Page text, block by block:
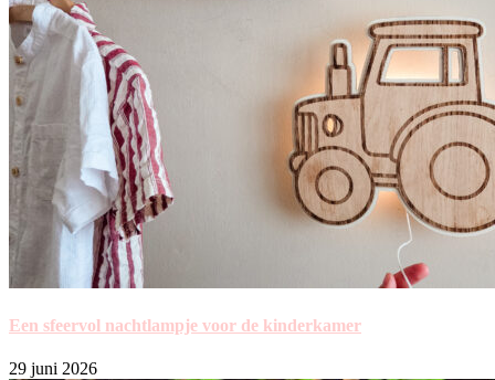
Een sfeervol nachtlampje voor de kinderkamer
29 juni 2026